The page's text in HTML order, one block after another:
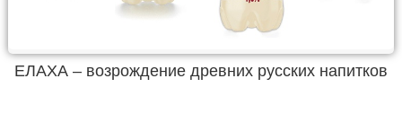
ЕЛАХА – возрождение древних русских напитков